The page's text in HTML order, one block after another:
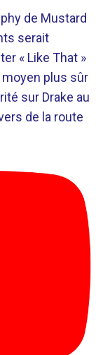
de Mustard
serait
« Like That »
moyen plus sûr
sur Drake au
de la route